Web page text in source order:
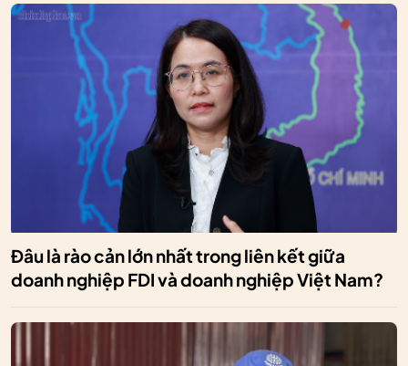
Đâu là rào cản lớn nhất trong liên kết giữa
doanh nghiệp FDI và doanh nghiệp Việt Nam?